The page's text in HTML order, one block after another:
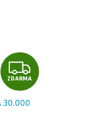
Z
D
ZDARMA
30.000